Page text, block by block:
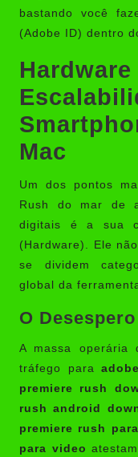
bastando você
(Adobe ID) dentro
Mac
Um dos pontos
Rush do mar de
digitais é a sua
(Hardware). Ele
se dividem
global da
O
A massa operária
tráfego para
premiere rush
rush android
premiere rush
para video